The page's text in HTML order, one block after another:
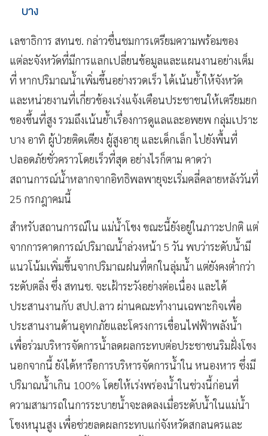
บาง
เลขาธิการ สทนช. กล่าวชื่นชมการเตรียมความพร้อมของ
แต่ละจังหวัดที่มีการแลกเปลี่ยนข้อมูลและแผนงานอย่างเต็ม
ที่ หากปริมาณน้ำเพิ่มขึ้นอย่างรวดเร็ว ได้เน้นย้ำให้จังหวัด
และหน่วยงานที่เกี่ยวข้องเร่งแจ้งเตือนประชาชนให้เตรียมยก
ของขึ้นที่สูง รวมถึงเน้นย้ำเรื่องการดูแลและอพยพ กลุ่มเปราะ
บาง อาทิ ผู้ป่วยติดเตียง ผู้สูงอายุ และเด็กเล็ก ไปยังพื้นที่
ปลอดภัยชั่วคราวโดยเร็วที่สุด อย่างไรก็ตาม คาดว่า
สถานการณ์น้ำหลากจากอิทธิพลพายุจะเริ่มคลี่คลายหลังวันที่
25 กรกฎาคมนี้
สำหรับสถานการณ์ใน แม่น้ำโขง ขณะนี้ยังอยู่ในภาวะปกติ แต่
จากการคาดการณ์ปริมาณน้ำล่วงหน้า 5 วัน พบว่าระดับน้ำมี
แนวโน้มเพิ่มขึ้นจากปริมาณฝนที่ตกในลุ่มน้ำ แต่ยังคงต่ำกว่า
ระดับตลิ่ง ซึ่ง สทนช. จะเฝ้าระวังอย่างต่อเนื่อง และได้
ประสานงานกับ สปป.ลาว ผ่านคณะทำงานเฉพาะกิจเพื่อ
ประสานงานด้านอุทกภัยและโครงการเขื่อนไฟฟ้าพลังน้ำ
เพื่อร่วมบริหารจัดการน้ำลดผลกระทบต่อประชาชนริมฝั่งโขง
นอกจากนี้ ยังได้หารือการบริหารจัดการน้ำใน หนองหาร ซึ่งมี
ปริมาณน้ำเกิน 100% โดยให้เร่งพร่องน้ำในช่วงนี้ก่อนที่
ความสามารถในการระบายน้ำจะลดลงเมื่อระดับน้ำในแม่น้ำ
โขงหนุนสูง เพื่อช่วยลดผลกระทบแก่จังหวัดสกลนครและ